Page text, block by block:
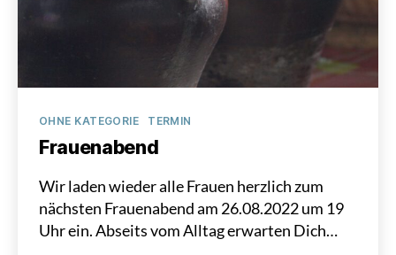
Kategorien
OHNE KATEGORIE TERMIN
Frauenabend
Wir laden wieder alle Frauen herzlich zum
nächsten Frauenabend am 26.08.2022 um 19
Uhr ein. Abseits vom Alltag erwarten Dich…